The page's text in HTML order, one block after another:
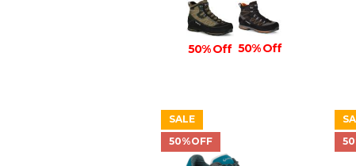
50% Off 50% Off
SALE
50%OFF